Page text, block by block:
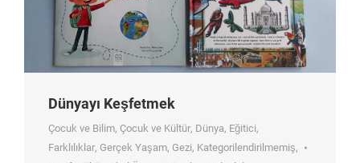
Dünyayı Keşfetmek
Çocuk ve Bilim, Çocuk ve Kültür, Dünya, Eğitici,
Farklılıklar, Gerçek Yaşam, Gezi, Kategorilendirilmemiş,